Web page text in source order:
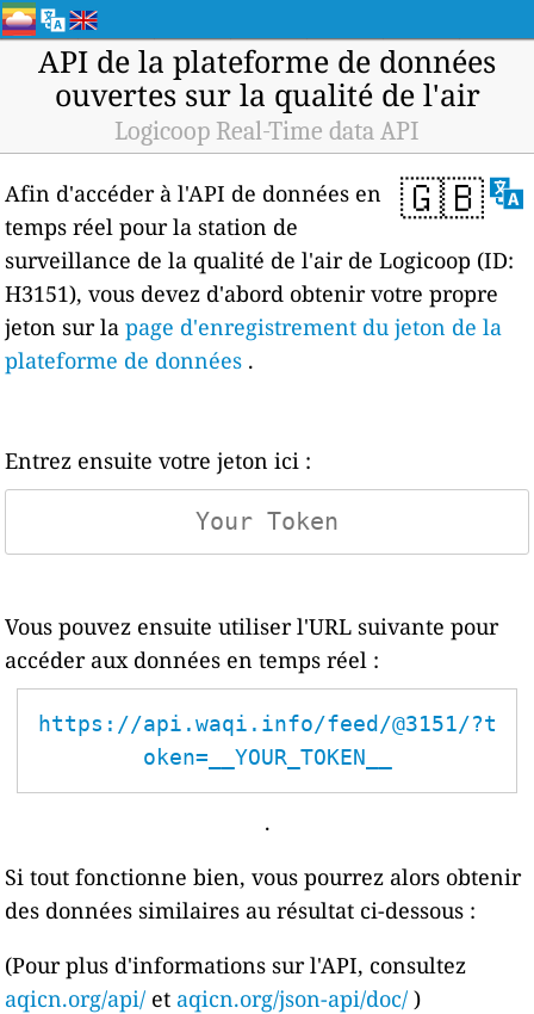
API de la plateforme de données
ouvertes sur la qualité de l'air
Logicoop Real-Time data API
🇬🇧
Afin d'accéder à l'API de données en
temps réel pour la station de
surveillance de la qualité de l'air de Logicoop (ID:
H3151), vous devez d'abord obtenir votre propre
jeton sur lapage d'enregistrement du jeton de la
plateforme de données .
Entrez ensuite votre jeton ici :
Vous pouvez ensuite utiliser l'URL suivante pour
accéder aux données en temps réel :
https://api.waqi.info/feed/@3151/?t
oken=__YOUR_TOKEN__
.
Si tout fonctionne bien, vous pourrez alors obtenir
des données similaires au résultat ci-dessous :
(Pour plus d'informations sur l'API, consultez
aqicn.org/api/ et aqicn.org/json-api/doc/ )